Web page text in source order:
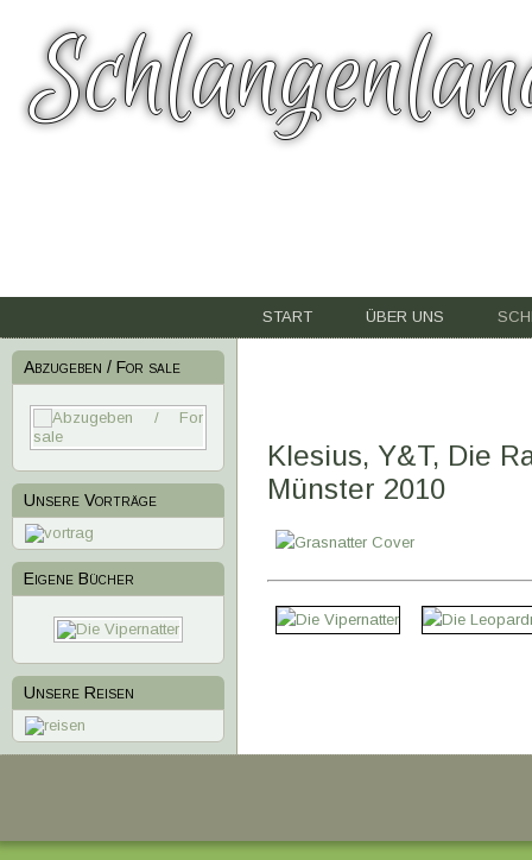
START ÜBER UNS
Abzugeben / For sale
Unsere Vorträge
Eigene Bücher
1 2
Unsere Reisen
Klesius, Y&T, Die
Münster 2010